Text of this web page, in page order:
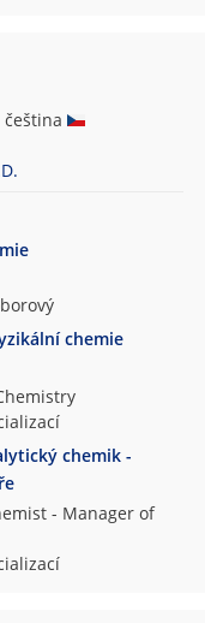
čeština
chemie
chemik -
- Manager of